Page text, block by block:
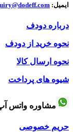
ایمیل:
درباره دودف
نحوه خرید از دودف
نحوه ارسال کالا
شیوه های پرداخت
مشاوره واتس
حریم خصوصی